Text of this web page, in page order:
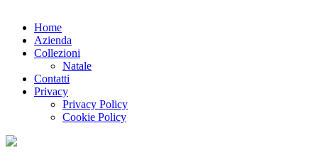
Home
Azienda
Collezioni
Natale
Contatti
Privacy
Privacy Policy
Cookie Policy